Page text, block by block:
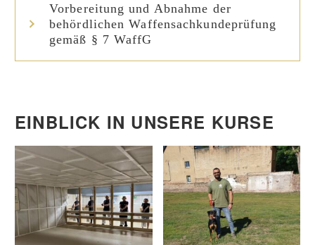
Vorbereitung und Abnahme der
behördlichen Waffensachkundeprüfung
gemäß § 7 WaffG
EINBLICK IN UNSERE KURSE